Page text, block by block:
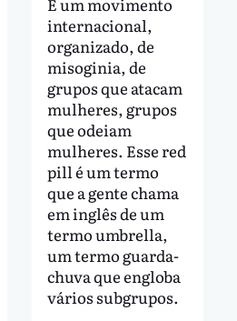
internacional,
organizado, de
misoginia, de
grupos que atacam
mulheres, grupos
que odeiam
mulheres. Esse red
pill é um termo
que a gente chama
em inglês de um
termo umbrella,
um termo guarda-
chuva que engloba
vários subgrupos.